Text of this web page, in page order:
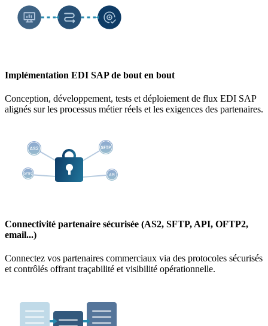
Implémentation EDI SAP de bout en bout
Conception, développement, tests et déploiement de flux EDI SAP
alignés sur les processus métier réels et les exigences des partenaires.
Connectivité partenaire sécurisée (AS2, SFTP, API, OFTP2,
email...)
Connectez vos partenaires commerciaux via des protocoles sécurisés
et contrôlés offrant traçabilité et visibilité opérationnelle.